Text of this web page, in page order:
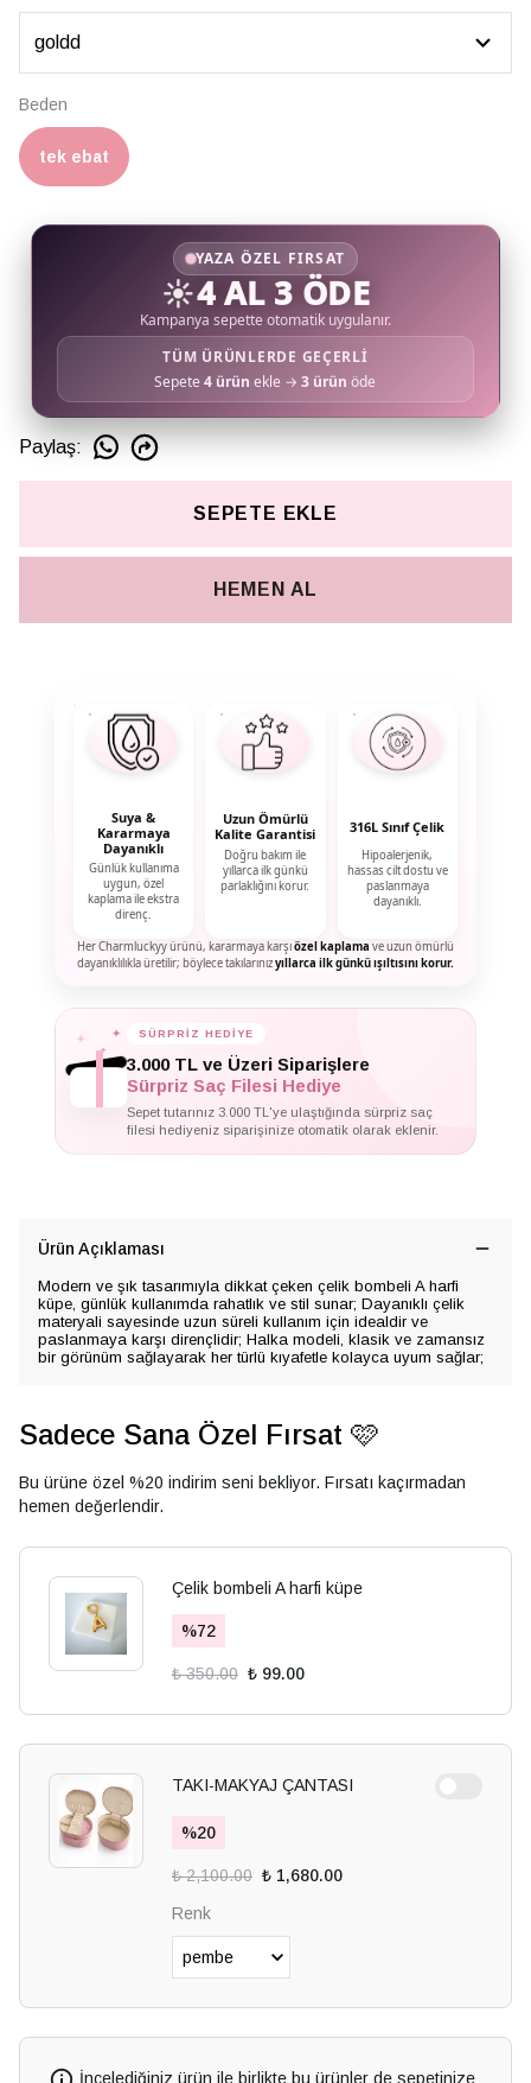
Beden
tek ebat
YAZA ÖZEL FIRSAT
☀️4 AL 3 ÖDE
Kampanya sepette otomatik uygulanır.
TÜM ÜRÜNLERDE GEÇERLİ
Sepete4 ürün ekle →3 ürün öde
Paylaş:
SEPETE EKLE
HEMEN AL
Suya &
Kararmaya
Dayanıklı
Günlük kullanıma
uygun, özel
kaplama ile ekstra
direnç.
Uzun Ömürlü
Kalite Garantisi
Doğru bakım ile
yıllarca ilk günkü
parlaklığını korur.
316L Sınıf Çelik
Hipoalerjenik,
hassas cilt dostu ve
paslanmaya
dayanıklı.
Her Charmluckyy ürünü, kararmaya karşıözel kaplama ve uzun ömürlü
dayanıklılıkla üretilir; böylece takılarınızyıllarca ilk günkü ışıltısını korur.
✦ SÜRPRİZ HEDİYE
3.000 TL ve Üzeri Siparişlere
Sürpriz Saç Filesi Hediye
Sepet tutarınız 3.000 TL'ye ulaştığında sürpriz saç
filesi hediyeniz siparişinize otomatik olarak eklenir.
Ürün Açıklaması
Modern ve şık tasarımıyla dikkat çeken çelik bombeli A harfi
küpe, günlük kullanımda rahatlık ve stil sunar; Dayanıklı çelik
materyali sayesinde uzun süreli kullanım için idealdir ve
paslanmaya karşı dirençlidir; Halka modeli, klasik ve zamansız
bir görünüm sağlayarak her türlü kıyafetle kolayca uyum sağlar;
Sadece Sana Özel Fırsat 🩷
Bu ürüne özel %20 indirim seni bekliyor. Fırsatı kaçırmadan
hemen değerlendir.
Çelik bombeli A harfi küpe
%72
₺ 350.00 ₺ 99.00
TAKI-MAKYAJ ÇANTASI
%20
₺ 2,100.00 ₺ 1,680.00
Renk
İncelediğiniz ürün ile birlikte bu ürünler de sepetinize